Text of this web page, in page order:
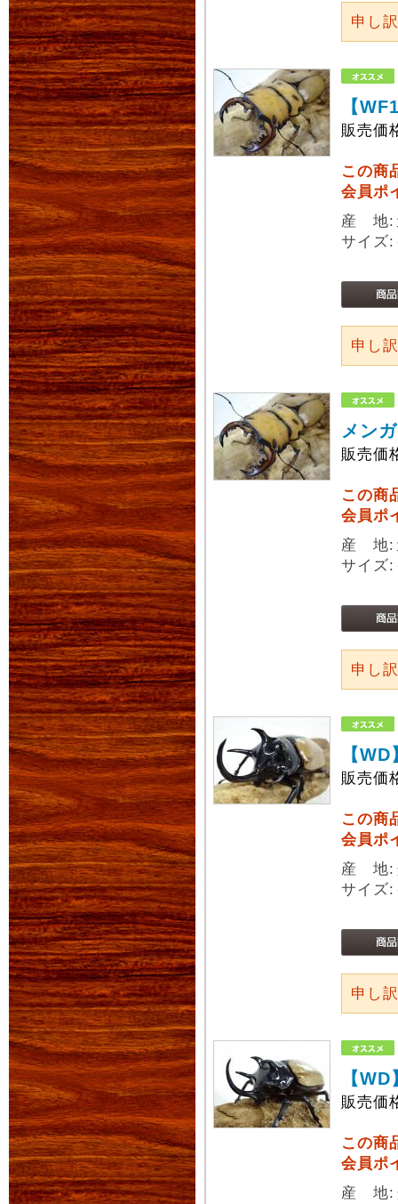
申し
【
販売価
この商
会員ポ
産 地:
サイ
申し
メン
販売価
この商
会員ポ
産 地:
サイズ
申し
【
販売価
この商
会員ポ
産 地:
サイ
申し
【
販売価
この商
会員ポ
産 地: